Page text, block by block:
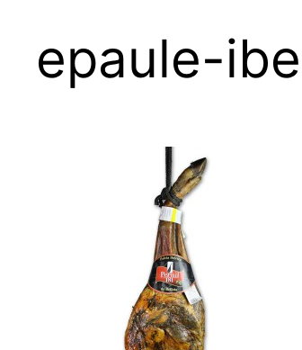
epaule-